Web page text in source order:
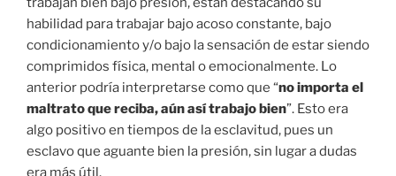
habilidad para trabajar bajo acoso constante, bajo
condicionamiento y/o bajo la sensación de estar siendo
comprimidos física, mental o emocionalmente. Lo
anterior podría interpretarse como que “no importa el
maltrato que reciba, aún así trabajo bien”. Esto era
algo positivo en tiempos de la esclavitud, pues un
esclavo que aguante bien la presión, sin lugar a dudas